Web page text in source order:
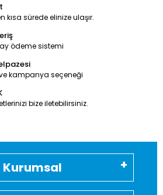
kısa sürede elinize ulaşır.
ödeme sistemi
kampanya seçeneği
bize iletebilirsiniz.
Kurumsal